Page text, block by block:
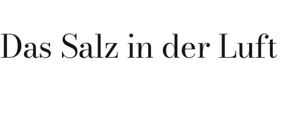
Das Salz in der Luft